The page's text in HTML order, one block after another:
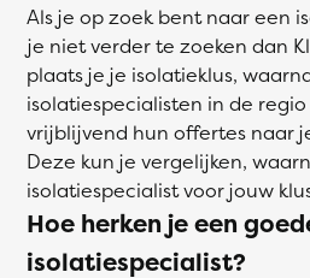
Als je op zoek bent naar een
je niet verder te zoeken dan
plaats je je isolatieklus,
isolatiespecialisten in de regio
vrijblijvend hun offertes naar
Deze kun je vergelijken,
isolatiespecialist voor jouw
Hoe herken je een
isolatiespecialist?